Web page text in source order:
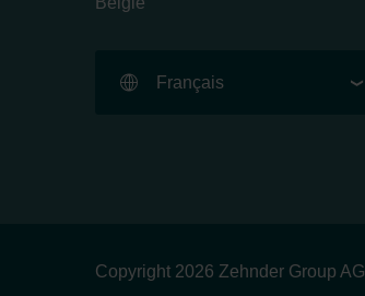
Français
Copyright 2026 Zehnder Group AG